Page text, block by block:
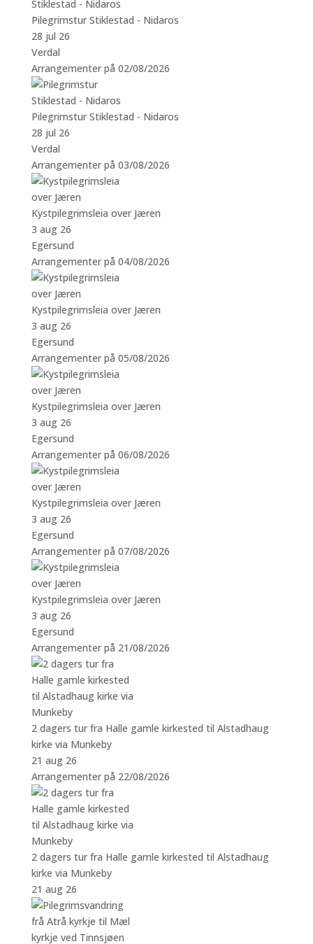
Pilegrimstur Stiklestad - Nidaros
28 jul 26
Verdal
Arrangementer på 02/08/2026
Pilegrimstur Stiklestad - Nidaros
28 jul 26
Verdal
Arrangementer på 03/08/2026
Kystpilegrimsleia over Jæren
3 aug 26
Egersund
Arrangementer på 04/08/2026
Kystpilegrimsleia over Jæren
3 aug 26
Egersund
Arrangementer på 05/08/2026
Kystpilegrimsleia over Jæren
3 aug 26
Egersund
Arrangementer på 06/08/2026
Kystpilegrimsleia over Jæren
3 aug 26
Egersund
Arrangementer på 07/08/2026
Kystpilegrimsleia over Jæren
3 aug 26
Egersund
Arrangementer på 21/08/2026
2 dagers tur fra Halle gamle kirkested til Alstadhaug
kirke via Munkeby
21 aug 26
Arrangementer på 22/08/2026
2 dagers tur fra Halle gamle kirkested til Alstadhaug
kirke via Munkeby
21 aug 26